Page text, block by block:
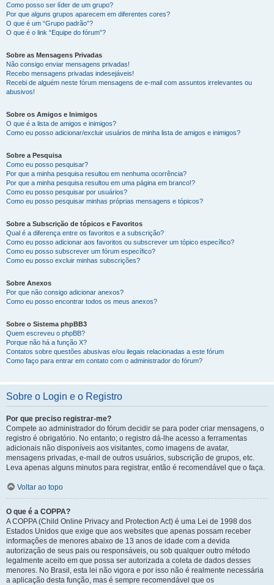
Como posso ser líder de um grupo?
Por que alguns grupos aparecem em diferentes cores?
O que é um “Grupo padrão”?
O que é o link “Equipe do fórum”?
Sobre as Mensagens Privadas
Não consigo enviar mensagens privadas!
Recebo mensagens privadas indesejáveis!
Recebi de alguém neste fórum mensagens de e-mail com assuntos irrelevantes ou
abusivos!
Sobre os Amigos e Inimigos
O que é a lista de amigos e inimigos?
Como eu posso adicionar/excluir usuários de minha lista de amigos e inimigos?
Sobre a Pesquisa
Como eu posso pesquisar?
Por que a minha pesquisa resultou em nenhuma ocorrência?
Por que a minha pesquisa resultou em uma página em branco!?
Como eu posso pesquisar por usuários?
Como eu posso pesquisar minhas próprias mensagens e tópicos?
Sobre a Subscrição de tópicos e Favoritos
Qual é a diferença entre os favoritos e a subscrição?
Como eu posso adicionar aos favoritos ou subscrever um tópico específico?
Como eu posso subscrever um fórum específico?
Como eu posso excluir minhas subscrições?
Sobre Anexos
Por que não consigo adicionar anexos?
Como eu posso encontrar todos os meus anexos?
Sobre o Sistema phpBB3
Quem escreveu o phpBB?
Porque não há a função X?
Contatos sobre questões abusivas e/ou ilegais relacionadas a este fórum
Como faço para entrar em contato com o administrador do fórum?
Sobre o Login e o Registro
Por que preciso registrar-me?
Compete ao administrador do fórum decidir se para poder criar mensagens, o
registro é obrigatório. No entanto; o registro dá-lhe acesso a ferramentas
adicionais não disponíveis aos visitantes, como imagens de avatar,
mensagens privadas, e-mail de outros usuários, subscrição de grupos, etc.
Leva apenas alguns minutos para registrar, então é recomendável que o faça.
Voltar ao topo
O que é a COPPA?
A COPPA (Child Online Privacy and Protection Act) é uma Lei de 1998 dos
Estados Unidos que exige que aos websites que apenas possam receber
informações de menores abaixo de 13 anos de idade com a devida
autorização de seus pais ou responsáveis, ou sob qualquer outro método
legalmente aceito em que possa ser autorizada a coleta de dados desses
menores. No Brasil, esta lei não vigora e por isso não é realmente necessária
a aplicação desta função, mas é sempre recomendável que os